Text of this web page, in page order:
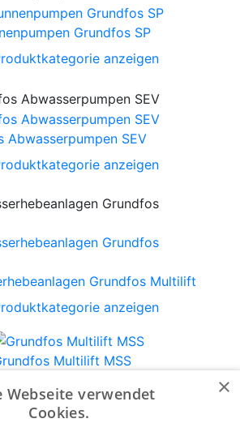
Grundfos SP
anzeigen
Abwasserpumpen SEV
anzeigen
Grundfos Multilift
anzeigen
Multilift MSS
×
Webseite verwendet
Cookies.